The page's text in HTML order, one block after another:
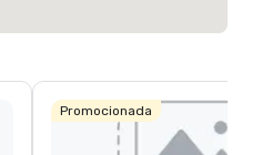
Promocionada